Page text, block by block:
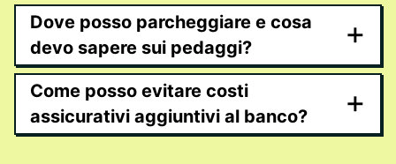
Dove posso parcheggiare e cosa
devo sapere sui pedaggi?
+
Come posso evitare costi
assicurativi aggiuntivi al banco?
+